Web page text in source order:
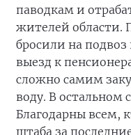
паводкам и
жителей области.
бросили на
выезд к
сложно самим
воду. В остальном
Благодарны всем,
штаба за